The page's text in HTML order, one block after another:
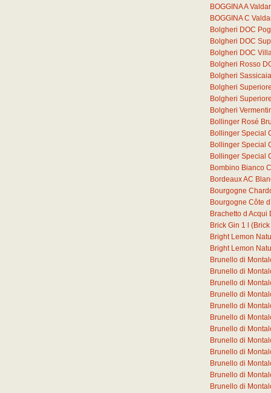
BOGGINA A
BOGGINA C
Bolgheri DOC
Bolgheri DOC
Bolgheri DOC
Bolgheri Rosso
Bolgheri
Bolgheri
Bolgheri
Bolgheri
Bollinger Rosé
Bollinger Special
Bollinger Special
Bollinger Special
Bombino Bianco
Bordeaux AC
Bourgogne
Bourgogne Côte
Brachetto d Acqui
Brick Gin 1
Bright Lemon
Bright Lemon
Brunello di
Brunello di
Brunello di
Brunello di
Brunello di
Brunello di
Brunello di
Brunello di
Brunello di
Brunello di
Brunello di
Brunello di